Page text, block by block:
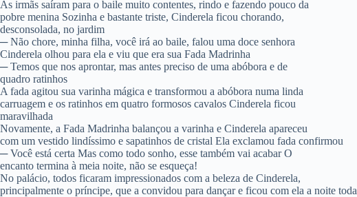
As irmãs saíram para o baile muito contentes, rindo e fazendo pouco da
pobre menina Sozinha e bastante triste, Cinderela ficou chorando,
desconsolada, no jardim
─ Não chore, minha filha, você irá ao baile, falou uma doce senhora
Cinderela olhou para ela e viu que era sua Fada Madrinha
─ Temos que nos aprontar, mas antes preciso de uma abóbora e de
quadro ratinhos
A fada agitou sua varinha mágica e transformou a abóbora numa linda
carruagem e os ratinhos em quatro formosos cavalos Cinderela ficou
maravilhada
Novamente, a Fada Madrinha balançou a varinha e Cinderela apareceu
com um vestido lindíssimo e sapatinhos de cristal Ela exclamou fada confirmou
─ Você está certa Mas como todo sonho, esse também vai acabar O
encanto termina à meia noite, não se esqueça!
No palácio, todos ficaram impressionados com a beleza de Cinderela,
principalmente o príncipe, que a convidou para dançar e ficou com ela a noite toda